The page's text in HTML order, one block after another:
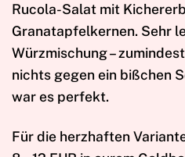
Rucola-Salat mit
Granatapfelkernen. Sehr
Würzmischung –
nichts gegen ein bißchen
war es perfekt.
Für die herzhaften